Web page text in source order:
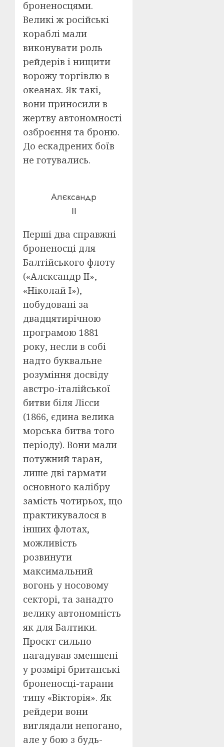
броненосцями.
Великі ж російські
кораблі мали
виконувати роль
рейдерів і нищити
ворожу торгівлю в
океанах. Як такі,
вони приносили в
жертву автономності
озброєння та броню.
До ескадрених боїв
не готувались.
Алєксандр
ІІ
Перші два справжні
броненосці для
Балтійського флоту
(«Алєксандр ІІ»,
«Ніколай І»),
побудовані за
двадцятирічною
програмою 1881
року, несли в собі
надто буквальне
розуміння досвіду
австро-італійської
битви біля Лісси
(1866, єдина велика
морська битва того
періоду). Вони мали
потужний таран,
лише дві гармати
основного калібру
замість чотирьох, що
практикувалося в
інших флотах,
можливість
розвинути
максимальний
вогонь у носовому
секторі, та занадто
велику автономність
як для Балтики.
Проєкт сильно
нагадував зменшені
у розмірі британські
броненосці-тарани
типу «Вікторія». Як
рейдери вони
виглядали непогано,
але у бою з будь-